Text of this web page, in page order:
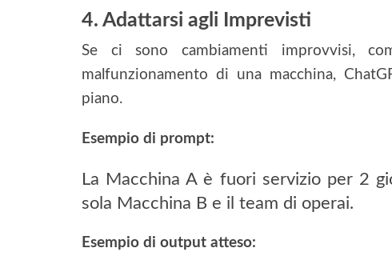
4. Adattarsi agli Imprevisti
Se ci sono cambiamenti improvvisi,
malfunzionamento di una macchina,
piano.
Esempio di prompt:
La Macchina A è fuori servizio per 2
sola Macchina B e il team di operai.
Esempio di output atteso: